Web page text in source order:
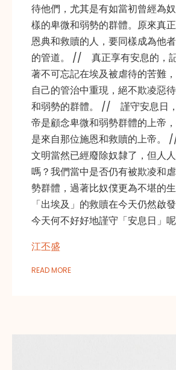
待他們，尤其是有如當初曾經為
樣的卑微和弱勢的群體。原來真
恩典和救贖的人，要同樣成為他
的管道。 // 真正享有安息的，
著不可忘記在埃及被虐待的苦難
自己的管治中重現，絕不欺凌惡
和弱勢的群體。 // 謹守安息日
帝是顧念卑微和弱勢群體的上帝
是來自那位施恩和救贖的上帝
文明當然已經廢除奴隸了，但人
嗎？我們當中是否仍有被欺凌和
勢群體，過著比奴僕更為不堪
「出埃及」的救贖在今天仍然啟
今天何不好好地謹守「安息日」
江丕盛
READ MORE